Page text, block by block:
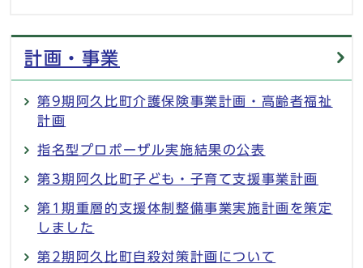
計画・事業
第9期阿久比町介護保険事業計画・高齢者福祉
計画
指名型プロポーザル実施結果の公表
第3期阿久比町子ども・子育て支援事業計画
第1期重層的支援体制整備事業実施計画を策定
しました
第2期阿久比町自殺対策計画について